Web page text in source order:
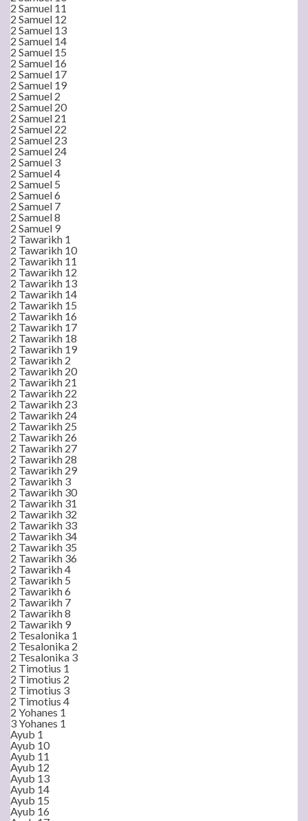
2 Samuel 11
2 Samuel 12
2 Samuel 13
2 Samuel 14
2 Samuel 15
2 Samuel 16
2 Samuel 17
2 Samuel 19
2 Samuel 2
2 Samuel 20
2 Samuel 21
2 Samuel 22
2 Samuel 23
2 Samuel 24
2 Samuel 3
2 Samuel 4
2 Samuel 5
2 Samuel 6
2 Samuel 7
2 Samuel 8
2 Samuel 9
2 Tawarikh 1
2 Tawarikh 10
2 Tawarikh 11
2 Tawarikh 12
2 Tawarikh 13
2 Tawarikh 14
2 Tawarikh 15
2 Tawarikh 16
2 Tawarikh 17
2 Tawarikh 18
2 Tawarikh 19
2 Tawarikh 2
2 Tawarikh 20
2 Tawarikh 21
2 Tawarikh 22
2 Tawarikh 23
2 Tawarikh 24
2 Tawarikh 25
2 Tawarikh 26
2 Tawarikh 27
2 Tawarikh 28
2 Tawarikh 29
2 Tawarikh 3
2 Tawarikh 30
2 Tawarikh 31
2 Tawarikh 32
2 Tawarikh 33
2 Tawarikh 34
2 Tawarikh 35
2 Tawarikh 36
2 Tawarikh 4
2 Tawarikh 5
2 Tawarikh 6
2 Tawarikh 7
2 Tawarikh 8
2 Tawarikh 9
2 Tesalonika 1
2 Tesalonika 2
2 Tesalonika 3
2 Timotius 1
2 Timotius 2
2 Timotius 3
2 Timotius 4
2 Yohanes 1
3 Yohanes 1
Ayub 1
Ayub 10
Ayub 11
Ayub 12
Ayub 13
Ayub 14
Ayub 15
Ayub 16